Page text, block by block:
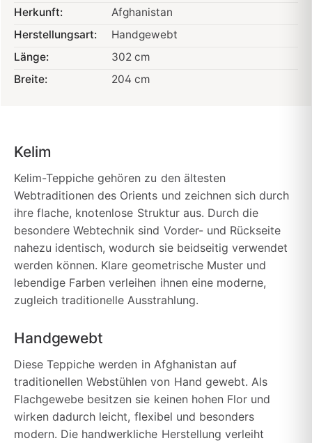
Herkunft:
Afghanistan
Herstellungsart:
Handgewebt
Länge:
302 cm
Breite:
204 cm
Kelim
Kelim-Teppiche gehören zu den ältesten
Webtraditionen des Orients und zeichnen sich durch
ihre flache, knotenlose Struktur aus. Durch die
besondere Webtechnik sind Vorder- und Rückseite
nahezu identisch, wodurch sie beidseitig verwendet
werden können. Klare geometrische Muster und
lebendige Farben verleihen ihnen eine moderne,
zugleich traditionelle Ausstrahlung.
Handgewebt
Diese Teppiche werden in Afghanistan auf
traditionellen Webstühlen von Hand gewebt. Als
Flachgewebe besitzen sie keinen hohen Flor und
wirken dadurch leicht, flexibel und besonders
modern. Die handwerkliche Herstellung verleiht